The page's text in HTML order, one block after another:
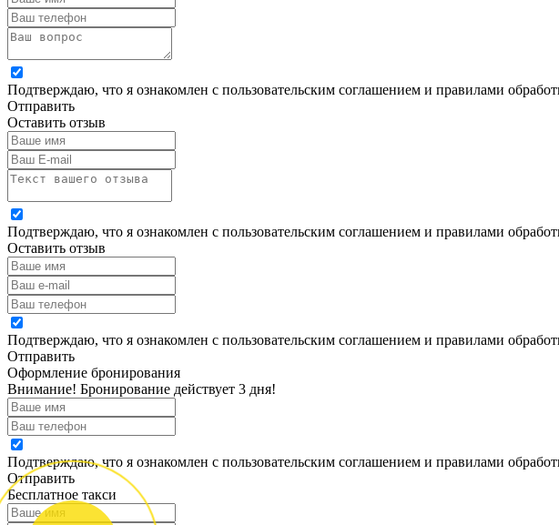
Подтверждаю, что я ознакомлен с пользовательским соглашением и правилами
Отправить
Оставить отзыв
Подтверждаю, что я ознакомлен с пользовательским соглашением и правилами
Оставить отзыв
Подтверждаю, что я ознакомлен с пользовательским соглашением и правилами
Отправить
Оформление бронирования
Внимание! Бронирование действует 3 дня!
Подтверждаю, что я ознакомлен с пользовательским соглашением и правилами
Отправить
Бесплатное такси